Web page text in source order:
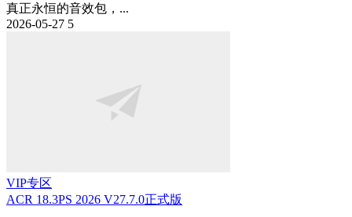
真正永恒的音效包，...
2026-05-27 5
VIP专区
ACR 18.3PS 2026 V27.7.0正式版